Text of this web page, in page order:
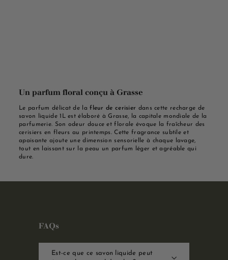
Un parfum floral conçu à Grasse
Le parfum délicat de lafleur de cerisier dans cette recharge de
savon liquide 1L est élaboré à Grasse, la capitale mondiale de la
parfumerie. Son odeur douce et florale évoque la fraîcheur des
cerisiers en fleurs au printemps. Cette fragrance subtile et
apaisante ajoute une dimension sensorielle à chaque lavage,
tout en laissant sur la peau un parfum léger et agréable qui
dure.
FAQs
Est-ce que ce savon liquide peut